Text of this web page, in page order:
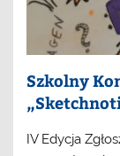
Szkolny
IV Edycja